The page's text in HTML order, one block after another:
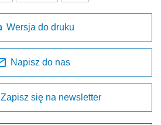
Wersja do druku
Napisz do nas
Zapisz się na newsletter